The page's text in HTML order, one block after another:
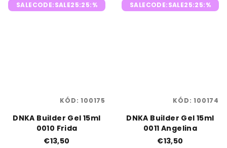
SALECODE:SALE25:25:%
DNKA Builder Gel 15ml
0010 Frida
€13,50
KÓD:100175
SALECODE:SALE25:25:%
DNKA Builder Gel 15ml
0011 Angelina
€13,50
KÓD:100174